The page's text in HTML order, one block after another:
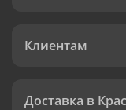
Клиентам
Доставка в